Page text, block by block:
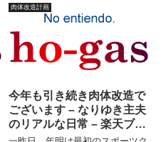
なんて思ってたら、誰も訊いてこ
なかった。考えてみれば、脇目も
ふらず、さっさとマシンエクササ
イズメニューをこなしているだ
け...
肉体改造計画
今年も引き続き肉体改造で
ございます – なりゆき主夫
のリアルな日常 – 楽天ブロ
グ（Blog）